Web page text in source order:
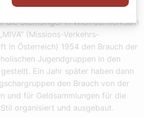
Radiosendungen und
die Sternsinger in Wien aufmerksam
(Missions-Verkehrs-
in Österreich) 1954 den Brauch der
Jugendgruppen in den
Ein Jahr später haben dann
den Brauch von der
und für Geldsammlungen für die
organisiert und ausgebaut.